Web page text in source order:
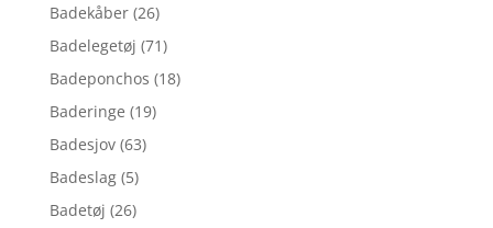
Badekåber (26)
Badelegetøj (71)
Badeponchos (18)
Baderinge (19)
Badesjov (63)
Badeslag (5)
Badetøj (26)